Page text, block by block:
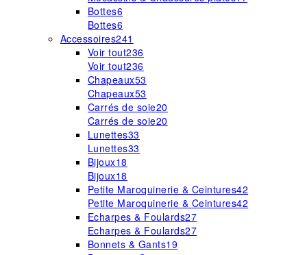
Bottes6
Bottes6
Accessoires241
Voir tout236
Voir tout236
Chapeaux53
Chapeaux53
Carrés de soie20
Carrés de soie20
Lunettes33
Lunettes33
Bijoux18
Bijoux18
Petite Maroquinerie & Ceintures42
Petite Maroquinerie & Ceintures42
Echarpes & Foulards27
Echarpes & Foulards27
Bonnets & Gants19